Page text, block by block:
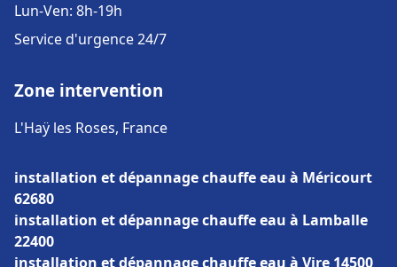
Lun-Ven: 8h-19h
Service d'urgence 24/7
Zone intervention
L'Haÿ les Roses, France
installation et dépannage chauffe eau à Méricourt
62680
installation et dépannage chauffe eau à Lamballe
22400
installation et dépannage chauffe eau à Vire 14500